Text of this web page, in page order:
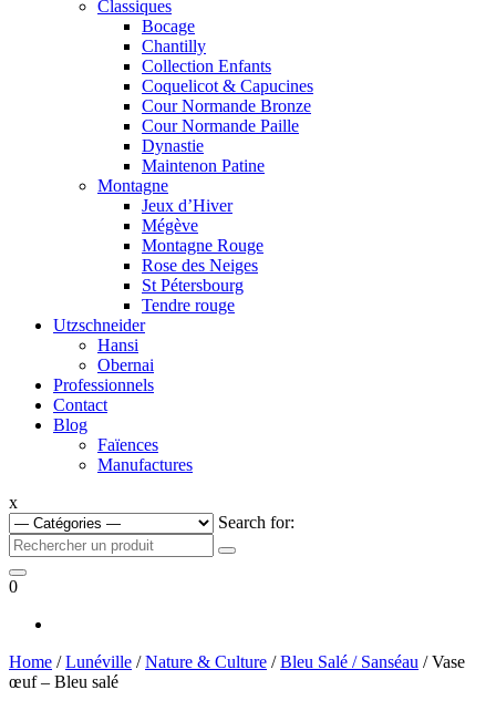
Classiques
Bocage
Chantilly
Collection Enfants
Coquelicot & Capucines
Cour Normande Bronze
Cour Normande Paille
Dynastie
Maintenon Patine
Montagne
Jeux d’Hiver
Mégève
Montagne Rouge
Rose des Neiges
St Pétersbourg
Tendre rouge
Utzschneider
Hansi
Obernai
Professionnels
Contact
Blog
Faïences
Manufactures
x
Search for:
0
Home /Lunéville /Nature & Culture /Bleu Salé / Sanséau / Vase
œuf – Bleu salé